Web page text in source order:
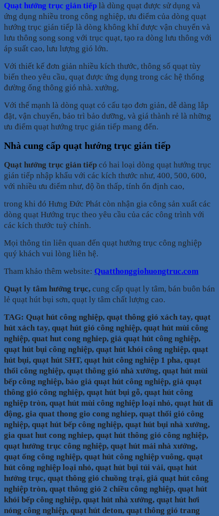
Quạt hướng trục gián tiếp là dùng quạt được sử dụng và
ứng dụng nhiều trong công nghiệp, ưu điểm của dòng quạt
hướng trục gián tiếp là dòng không khí được vận chuyển và
lưu thông song song với trục quạt, tạo ra dòng lưu thông với
áp suất cao, lưu lượng gió lớn.
Với thiết kế đơn giản nhiều kích thước, thông số quạt tùy
biến theo yêu cầu, quạt được ứng dụng trong các hệ thống
đường ống thông gió nhà. xưởng,
Với thế mạnh là dòng quạt có cấu tạo đơn giản, dễ dàng lắp
đặt, vận chuyển, bảo trì bảo dưỡng, và giá thành rẻ là những
ưu điểm quạt hướng trục gián tiếp mang đến.
Nhà cung cấp quạt hướng trục gián tiếp
Quạt hướng trục gián tiếp có hai loại dòng quạt hướng trục
gián tiếp nhập khẩu với các kích thước như, 400, 500, 600,
với nhiều ưu điểm như, độ ồn thấp, tính ổn định cao,
trong khi đó Hưng Đức Phát còn nhận gia công sản xuất các
dòng quạt Hướng trục theo yêu cầu của các công trình với
các kích thước tuỳ chỉnh.
Mọi thông tin liên quan đến quạt hướng trục công nghiệp
quý khách vui lòng liên hệ.
Tham khảo thêm website: Quatthonggiohuongtruc.com
Quạt ly tâm hướng trục, cung cấp quạt ly tâm, bán buôn bán
lẻ quạt hút bụi sơn, quạt ly tâm chất lượng cao.
TAG: Quạt hút công nghiệp, quạt thông gió xách tay, quạt
hút xách tay, quạt hút gió công nghiệp, quạt hút mùi công
nghiệp, quat hut cong nghiep, giá quạt hút công nghiệp,
quạt hút bụi công nghiệp, quạt hút khói công nghiệp, quạt
hút bụi, quạt hút SHT, quạt hút công nghiệp 1 pha, quạt
thổi công nghiệp, quạt thông gió nhà xưởng, quạt hút mùi
bếp công nghiệp, báo giá quạt hút công nghiệp, giá quạt
thông gió công nghiệp, quạt hút bụi gỗ, quạt hút công
nghiệp tròn, quạt hút mùi công nghiệp loại nhỏ, quạt hút di
động, gia quat thong gio cong nghiep, quạt thổi gió công
nghiệp, quạt hút bếp công nghiệp, quạt hút bụi nhà xưởng,
gia quat hut cong nghiep, quạt hút thông gió công nghiệp,
quạt hướng trục công nghiệp, quạt hút mái nhà xưởng,
quạt ống công nghiệp, quạt hút công nghiệp vuông, quạt
hút công nghiệp loại nhỏ, quạt hút bụi túi vải, quạt hút
hướng trục, quạt thông gió chuồng trại, giá quạt hút công
nghiệp tròn, quạt thông gió 2 chiều công nghiệp, quạt hút
khói bếp công nghiệp, quạt hút nhà xưởng, quạt hút hơi
nóng công nghiệp, quạt hút deton, quạt thông gió trang